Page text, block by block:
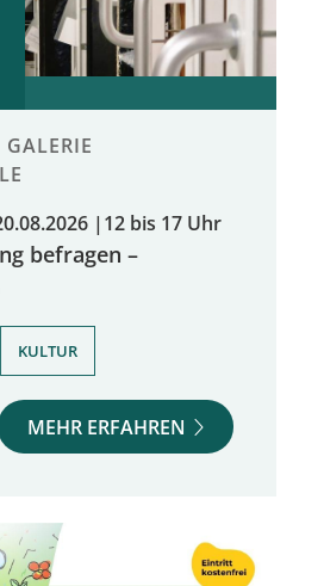
| 12 bis 17 Uhr
befragen –
KULTUR
MEHR ERFAHREN